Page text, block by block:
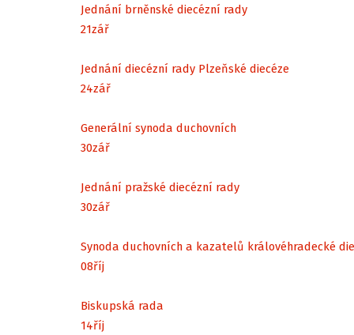
Jednání brněnské diecézní rady
21zář
Jednání diecézní rady Plzeňské diecéze
24zář
Generální synoda duchovních
30zář
Jednání pražské diecézní rady
30zář
Synoda duchovních a kazatelů královéhradecké
08říj
Biskupská rada
14říj